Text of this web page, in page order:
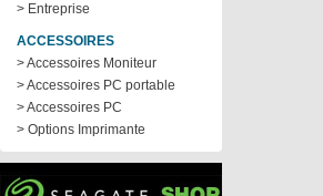
> Entreprise
ACCESSOIRES
> Accessoires Moniteur
> Accessoires PC portable
> Accessoires PC
> Options Imprimante